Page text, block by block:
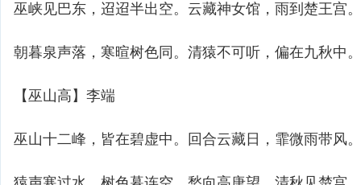
巫峡见巴东，迢迢半出空。云藏神女馆，雨到楚王宫。
朝暮泉声落，寒暄树色同。清猿不可听，偏在九秋中。
【巫山高】李端
巫山十二峰，皆在碧虚中。回合云藏日，霏微雨带风。